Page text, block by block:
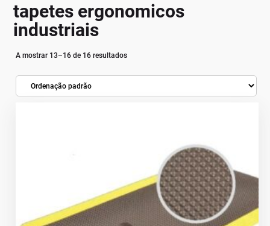
tapetes ergonomicos
industriais
A mostrar 13–16 de 16 resultados